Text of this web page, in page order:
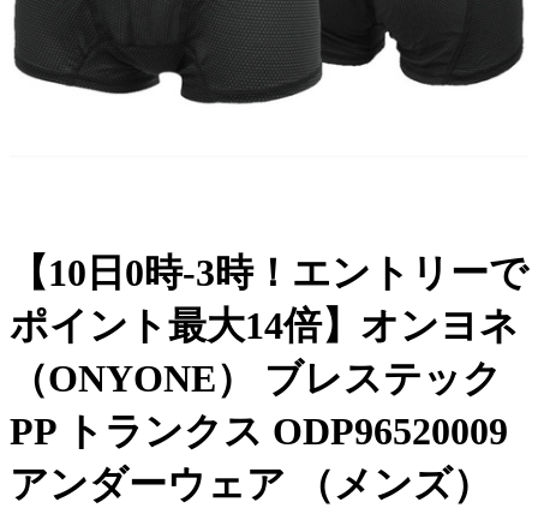
【10日0時-3時！エントリーで
ポイント最大14倍】オンヨネ
（ONYONE） ブレステック
PP トランクス ODP96520009
アンダーウェア （メンズ）